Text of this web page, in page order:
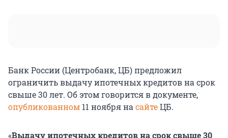
Банк России (Центробанк, ЦБ) предложил
ограничить выдачу ипотечных кредитов на срок
свыше 30 лет. Об этом говорится в документе,
опубликованном 11 ноября на сайтеЦБ.
«Выдачу ипотечных кредитов на срок свыше 30